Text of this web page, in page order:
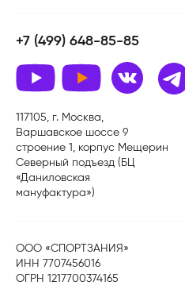
+7 (499) 648-85-85
117105, г. Москва,
Варшавское шоссе 9
строение 1, корпус Мещерин
Северный подъезд (БЦ
«Даниловская
мануфактура»)
ООО «СПОРТЗАНИЯ»
ИНН 7707456016
ОГРН 1217700374165